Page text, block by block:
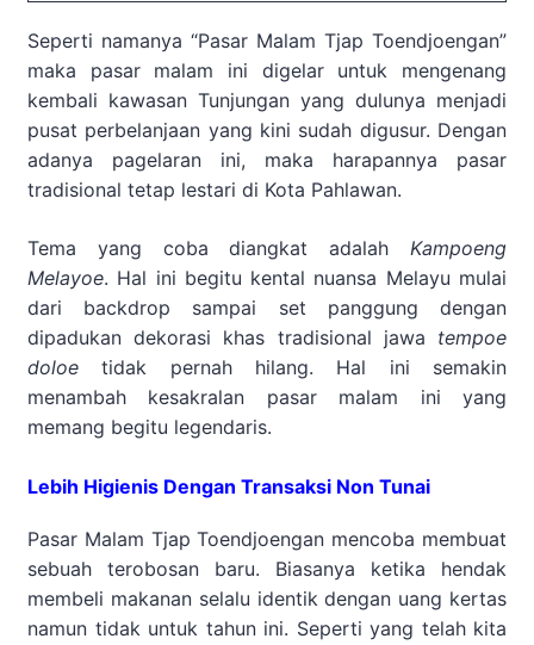
Seperti namanya “Pasar Malam Tjap Toendjoengan”
maka pasar malam ini digelar untuk mengenang
kembali kawasan Tunjungan yang dulunya menjadi
pusat perbelanjaan yang kini sudah digusur. Dengan
adanya pagelaran ini, maka harapannya pasar
tradisional tetap lestari di Kota Pahlawan.
Tema yang coba diangkat adalah Kampoeng
Melayoe. Hal ini begitu kental nuansa Melayu mulai
dari backdrop sampai set panggung dengan
dipadukan dekorasi khas tradisional jawa tempoe
doloetidak pernah hilang. Hal ini semakin
menambah kesakralan pasar malam ini yang
memang begitu legendaris.
Lebih Higienis Dengan Transaksi Non Tunai
Pasar Malam Tjap Toendjoengan mencoba membuat
sebuah terobosan baru. Biasanya ketika hendak
membeli makanan selalu identik dengan uang kertas
namun tidak untuk tahun ini. Seperti yang telah kita